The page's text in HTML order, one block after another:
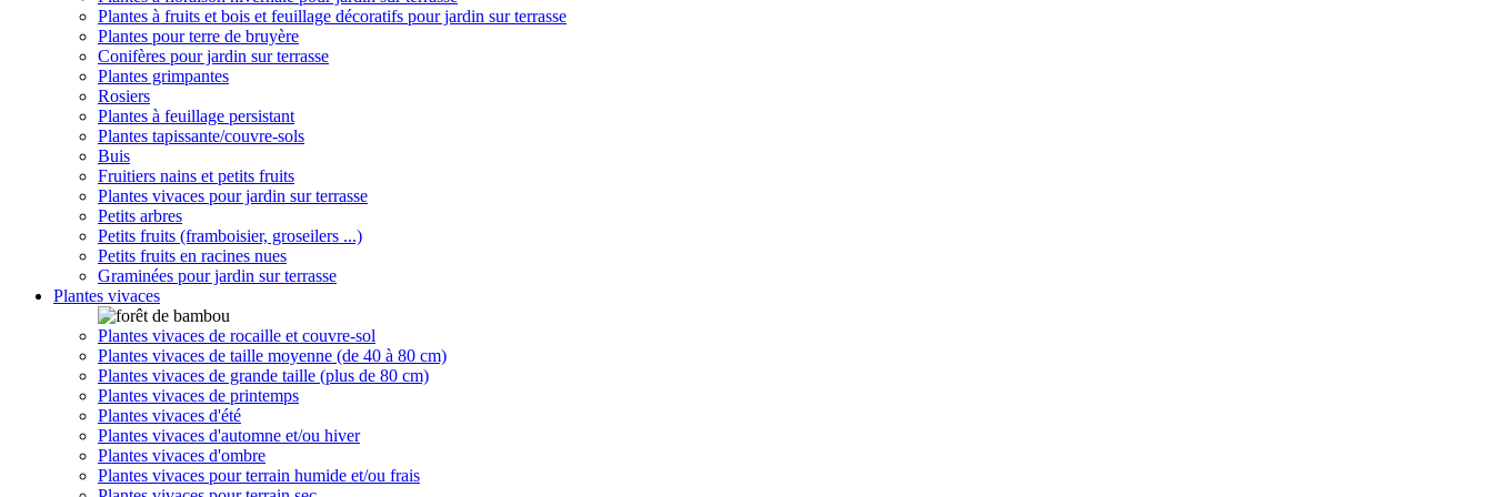
Plantes à fruits et bois et feuillage décoratifs pour jardin sur terrasse
Plantes pour terre de bruyère
Conifères pour jardin sur terrasse
Plantes grimpantes
Rosiers
Plantes à feuillage persistant
Plantes tapissante/couvre-sols
Buis
Fruitiers nains et petits fruits
Plantes vivaces pour jardin sur terrasse
Petits arbres
Petits fruits (framboisier, groseilers ...)
Petits fruits en racines nues
Graminées pour jardin sur terrasse
Plantes vivaces
Plantes vivaces de rocaille et couvre-sol
Plantes vivaces de taille moyenne (de 40 à 80 cm)
Plantes vivaces de grande taille (plus de 80 cm)
Plantes vivaces de printemps
Plantes vivaces d'été
Plantes vivaces d'automne et/ou hiver
Plantes vivaces d'ombre
Plantes vivaces pour terrain humide et/ou frais